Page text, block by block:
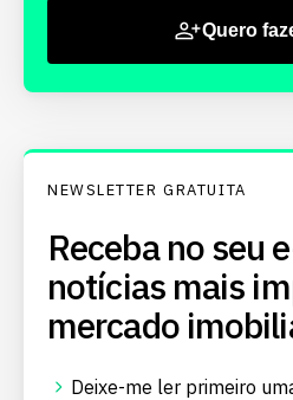
Quero
NEWSLETTER GRATUITA
Receba no seu
notícias mais
mercado
Deixe-me ler primeiro